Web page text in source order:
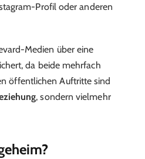
Profil oder anderen
Medien über eine
da beide mehrfach
öffentlichen Auftritte sind
, sondern vielmehr